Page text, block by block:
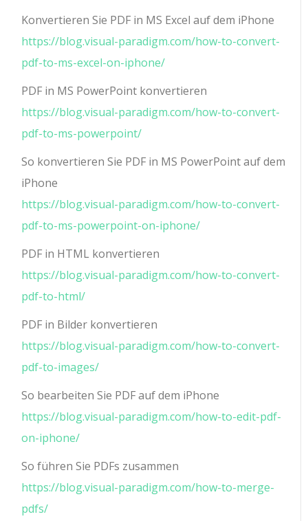
Konvertieren Sie PDF in MS Excel auf dem iPhone
https://blog.visual-paradigm.com/how-to-convert-
pdf-to-ms-excel-on-iphone/
PDF in MS PowerPoint konvertieren
https://blog.visual-paradigm.com/how-to-convert-
pdf-to-ms-powerpoint/
So konvertieren Sie PDF in MS PowerPoint auf dem
iPhone
https://blog.visual-paradigm.com/how-to-convert-
pdf-to-ms-powerpoint-on-iphone/
PDF in HTML konvertieren
https://blog.visual-paradigm.com/how-to-convert-
pdf-to-html/
PDF in Bilder konvertieren
https://blog.visual-paradigm.com/how-to-convert-
pdf-to-images/
So bearbeiten Sie PDF auf dem iPhone
https://blog.visual-paradigm.com/how-to-edit-pdf-
on-iphone/
So führen Sie PDFs zusammen
https://blog.visual-paradigm.com/how-to-merge-
pdfs/